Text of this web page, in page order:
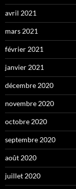
avril 2021
mars 2021
février 2021
janvier 2021
décembre 2020
novembre 2020
octobre 2020
septembre 2020
août 2020
juillet 2020